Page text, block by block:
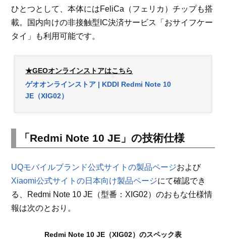
ひとつとして、本体にはFeliCa（フェリカ）チップも搭
載。国内向けの非接触型IC決済サービス「おサイフケー
タイ」も利用可能です。
★GEOオンラインストアはこちら
ゲオオンラインストア | KDDI Redmi Note 10
JE（XIG02）
「Redmi Note 10 JE」の技術仕様
UQモバイルブランド公式サイトの製品ページおよび
Xiaomi公式サイトの日本向け製品ページにて確認でき
る、Redmi Note 10 JE（型番：XIG02）のおもな仕様情
報は次のとおり。
Redmi Note 10 JE（XIG02）のスペック表